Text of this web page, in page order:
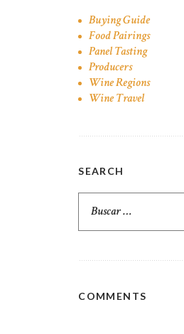
Buying Guide
Food Pairings
Panel Tasting
Producers
Wine Regions
Wine Travel
SEARCH
COMMENTS